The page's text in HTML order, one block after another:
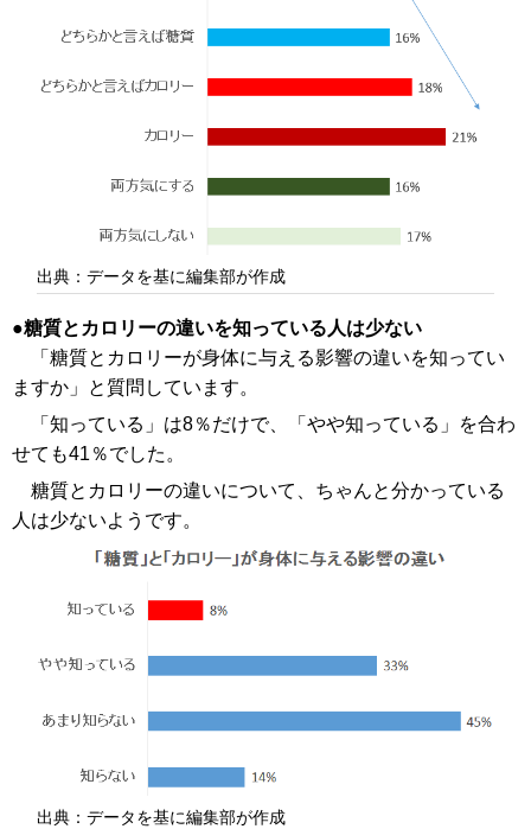
出典：データを基に編集部が作成
糖質とカロリーの違いを知っている人は少ない
「糖質とカロリーが身体に与える影響の違いを知ってい
ますか」と質問しています。
「知っている」は8％だけで、「やや知っている」を合わ
せても41％でした。
糖質とカロリーの違いについて、ちゃんと分かっている
人は少ないようです。
出典：データを基に編集部が作成